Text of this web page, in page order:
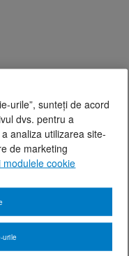
urile”, sunteți de acord
dvs. pentru a
analiza utilizarea site-
de marketing
cookie
urile